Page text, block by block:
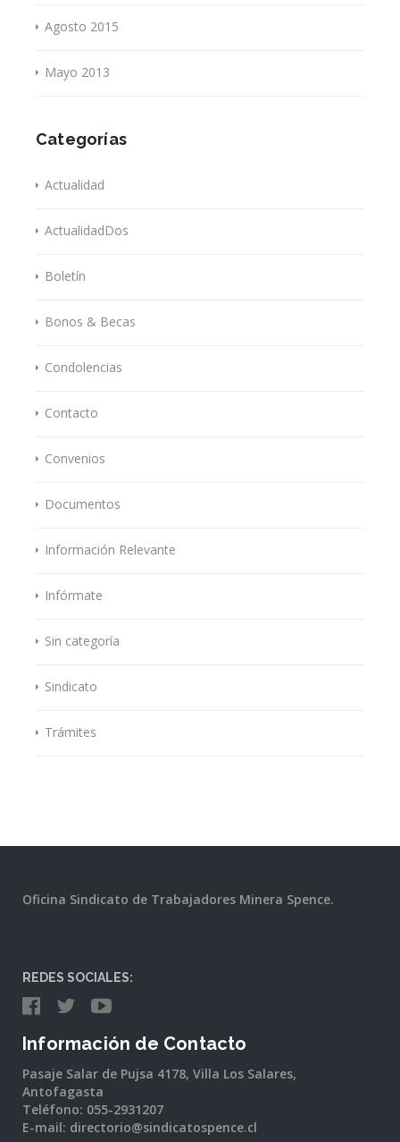
Agosto 2015
Mayo 2013
Categorías
Actualidad
ActualidadDos
Boletín
Bonos & Becas
Condolencias
Contacto
Convenios
Documentos
Información Relevante
Infórmate
Sin categoría
Sindicato
Trámites
Oficina Sindicato de Trabajadores Minera Spence.
REDES SOCIALES:
Información de Contacto
Pasaje Salar de Pujsa 4178, Villa Los Salares,
Antofagasta
Teléfono: 055-2931207
E-mail: directorio@sindicatospence.cl